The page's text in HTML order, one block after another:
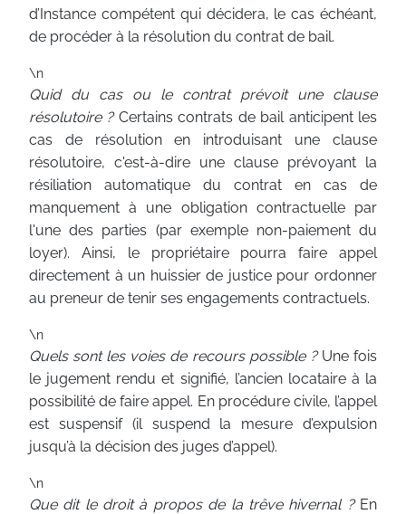
d’Instance compétent qui décidera, le cas échéant,
de procéder à la résolution du contrat de bail.
\n
Quid du cas ou le contrat prévoit une clause
résolutoire ?Certains contrats de bail anticipent les
cas de résolution en introduisant une clause
résolutoire, c'est-à-dire une clause prévoyant la
résiliation automatique du contrat en cas de
manquement à une obligation contractuelle par
l'une des parties (par exemple non-paiement du
loyer). Ainsi, le propriétaire pourra faire appel
directement à un huissier de justice pour ordonner
au preneur de tenir ses engagements contractuels.
\n
Quels sont les voies de recours possible ?Une fois
le jugement rendu et signifié, l’ancien locataire à la
possibilité de faire appel. En procédure civile, l’appel
est suspensif (il suspend la mesure d’expulsion
jusqu’à la décision des juges d’appel).
\n
Que dit le droit à propos de la trêve hivernal ?En